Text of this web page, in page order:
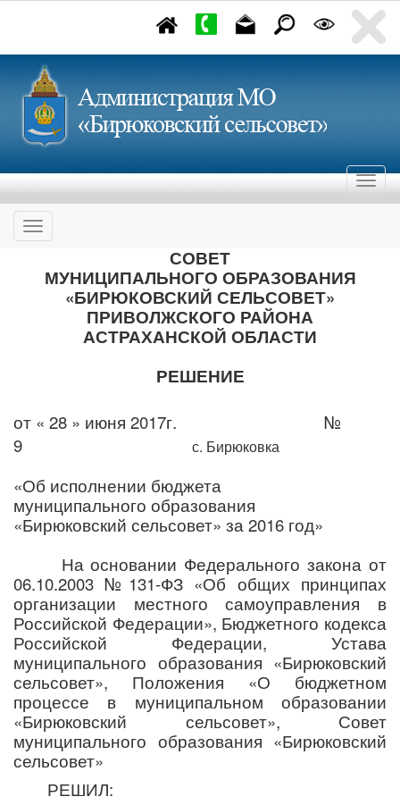
СОВЕТ
МУНИЦИПАЛЬНОГО ОБРАЗОВАНИЯ
«БИРЮКОВСКИЙ СЕЛЬСОВЕТ»
ПРИВОЛЖСКОГО РАЙОНА
АСТРАХАНСКОЙ ОБЛАСТИ
РЕШЕНИЕ
от « 28 » июня 2017г. №
9 с. Бирюковка
«Об исполнении бюджета
муниципального образования
«Бирюковский сельсовет» за 2016 год»
На основании Федерального закона от
06.10.2003 №131-ФЗ «Об общих принципах
организации местного самоуправления в
Российской Федерации», Бюджетного кодекса
Российской Федерации, Устава
муниципального образования «Бирюковский
сельсовет», Положения «О бюджетном
процессе в муниципальном образовании
«Бирюковский сельсовет», Совет
муниципального образования «Бирюковский
сельсовет»
РЕШИЛ: